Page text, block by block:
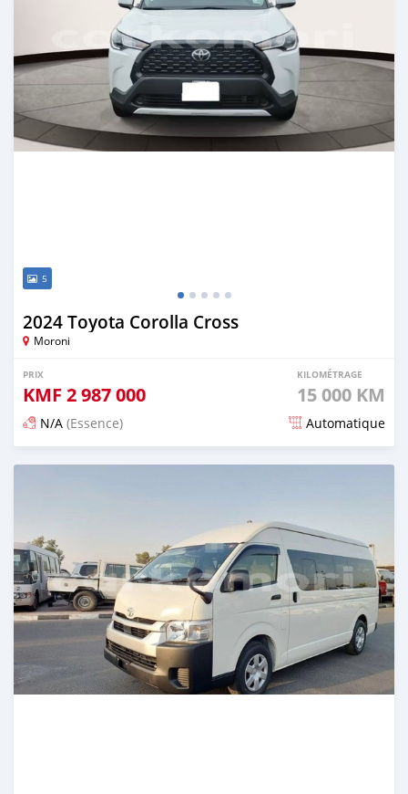
5
2024 Toyota Corolla Cross
Moroni
PRIX
KMF 2 987 000
KILOMÉTRAGE
15 000 KM
N/A (Essence) Automatique
Publié il y a 4 mois